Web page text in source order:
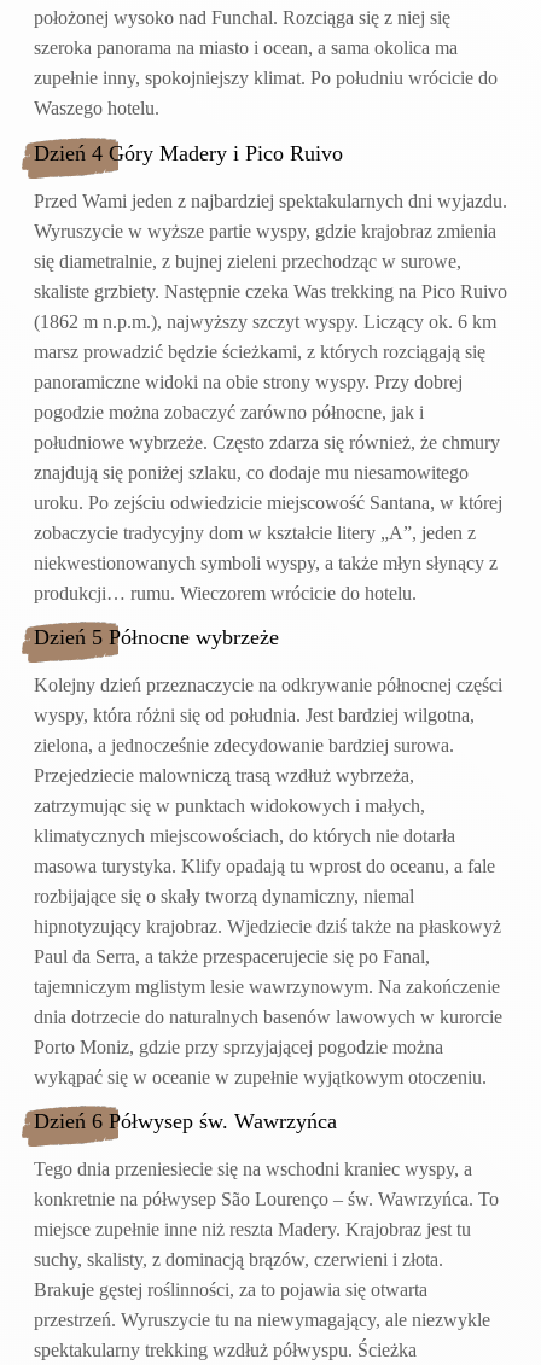
położonej wysoko nad Funchal. Rozciąga się z niej się
szeroka panorama na miasto i ocean, a sama okolica ma
zupełnie inny, spokojniejszy klimat. Po południu wrócicie do
Waszego hotelu.
Dzień 4 Góry Madery i Pico Ruivo
Przed Wami jeden z najbardziej spektakularnych dni wyjazdu.
Wyruszycie w wyższe partie wyspy, gdzie krajobraz zmienia
się diametralnie, z bujnej zieleni przechodząc w surowe,
skaliste grzbiety. Następnie czeka Was trekking na Pico Ruivo
(1862 m n.p.m.), najwyższy szczyt wyspy. Liczący ok. 6 km
marsz prowadzić będzie ścieżkami, z których rozciągają się
panoramiczne widoki na obie strony wyspy. Przy dobrej
pogodzie można zobaczyć zarówno północne, jak i
południowe wybrzeże. Często zdarza się również, że chmury
znajdują się poniżej szlaku, co dodaje mu niesamowitego
uroku. Po zejściu odwiedzicie miejscowość Santana, w której
zobaczycie tradycyjny dom w kształcie litery „A”, jeden z
niekwestionowanych symboli wyspy, a także młyn słynący z
produkcji… rumu. Wieczorem wrócicie do hotelu.
Dzień 5 Północne wybrzeże
Kolejny dzień przeznaczycie na odkrywanie północnej części
wyspy, która różni się od południa. Jest bardziej wilgotna,
zielona, a jednocześnie zdecydowanie bardziej surowa.
Przejedziecie malowniczą trasą wzdłuż wybrzeża,
zatrzymując się w punktach widokowych i małych,
klimatycznych miejscowościach, do których nie dotarła
masowa turystyka. Klify opadają tu wprost do oceanu, a fale
rozbijające się o skały tworzą dynamiczny, niemal
hipnotyzujący krajobraz. Wjedziecie dziś także na płaskowyż
Paul da Serra, a także przespacerujecie się po Fanal,
tajemniczym mglistym lesie wawrzynowym. Na zakończenie
dnia dotrzecie do naturalnych basenów lawowych w kurorcie
Porto Moniz, gdzie przy sprzyjającej pogodzie można
wykąpać się w oceanie w zupełnie wyjątkowym otoczeniu.
Dzień 6 Półwysep św. Wawrzyńca
Tego dnia przeniesiecie się na wschodni kraniec wyspy, a
konkretnie na półwysep São Lourenço – św. Wawrzyńca. To
miejsce zupełnie inne niż reszta Madery. Krajobraz jest tu
suchy, skalisty, z dominacją brązów, czerwieni i złota.
Brakuje gęstej roślinności, za to pojawia się otwarta
przestrzeń. Wyruszycie tu na niewymagający, ale niezwykle
spektakularny trekking wzdłuż półwyspu. Ścieżka